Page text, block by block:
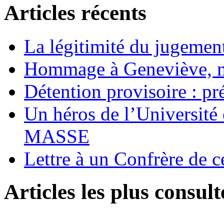
Articles récents
La légitimité du
Hommage à Geneviève,
Détention provisoire :
Un héros de
MASSE
Lettre à un Confrère de
Articles les plus